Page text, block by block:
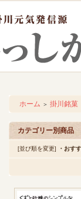
ホーム ＞ 掛川銘菓
カテゴリー別商品
[並び順を変更] ・おす